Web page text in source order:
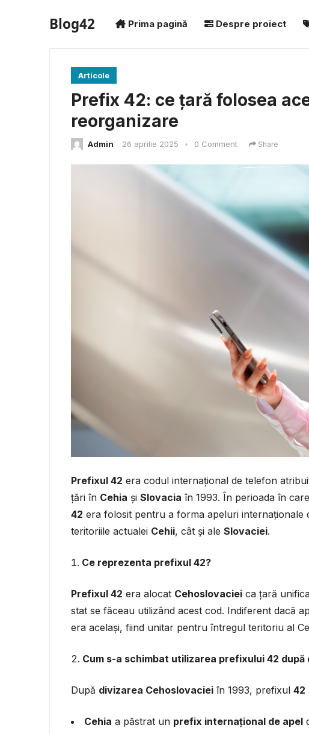
Blog42 Prima pagină Despre proiect
Articole
Prefix 42: ce țară folosea
reorganizare
Admin 26 aprilie 2025 • 0 Comment Share
Prefixul 42 era codul internațional de telefon
țări în Cehia și Slovacia în 1993. În perioada în
42 era folosit pentru a forma apeluri internaționale
teritoriile actualei Cehii, cât și ale Slovaciei.
Ce reprezenta prefixul 42?
Prefixul 42 era alocat Cehoslovaciei ca țară
stat se făceau utilizând acest cod. Indiferent dacă
era același, fiind unitar pentru întregul teritoriu al
Cum s-a schimbat utilizarea prefixului 42
După divizarea Cehoslovaciei în 1993, prefixul 42
Cehia a păstrat un prefix internațional de apel